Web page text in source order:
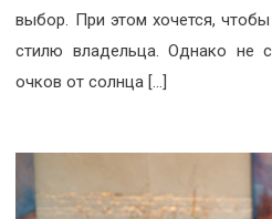
выбор. При этом хочется,
стилю владельца. Однако не
очков от солнца […]